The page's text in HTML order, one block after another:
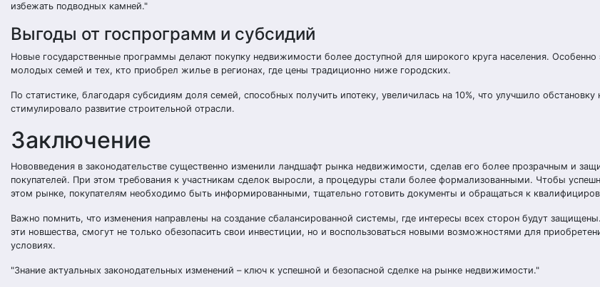
избежать подводных камней.
Выгоды от госпрограмм и субсидий
Новые государственные программы делают покупку недвижимости более доступной для широкого круга населения. Особенно
молодых семей и тех, кто приобрел жилье в регионах, где цены традиционно ниже городских.
По статистике, благодаря субсидиям доля семей, способных получить ипотеку, увеличилась на 10%, что улучшило обстановку
стимулировало развитие строительной отрасли.
Заключение
Нововведения в законодательстве существенно изменили ландшафт рынка недвижимости, сделав его более прозрачным и
покупателей. При этом требования к участникам сделок выросли, а процедуры стали более формализованными. Чтобы
этом рынке, покупателям необходимо быть информированными, тщательно готовить документы и обращаться к
Важно помнить, что изменения направлены на создание сбалансированной системы, где интересы всех сторон будут
эти новшества, смогут не только обезопасить свои инвестиции, но и воспользоваться новыми возможностями для
условиях.
Знание актуальных законодательных изменений – ключ к успешной и безопасной сделке на рынке недвижимости.